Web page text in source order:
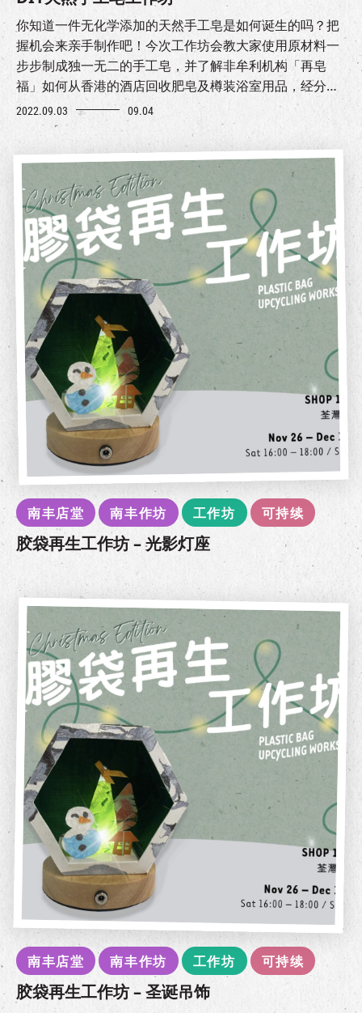
你知道一件无化学添加的天然手工皂是如何诞生的吗？把
握机会来亲手制作吧！今次工作坊会教大家使用原材料一
步步制成独一无二的手工皂，并了解非牟利机构「再皂
福」如何从香港的酒店回收肥皂及樽装浴室用品，经分类
处理后再转赠有需要的社群。天然手工皂不但令你避免接
触化学品，更能减少使用塑胶及保护环境。快来报名吧！
2022.09.03 09.04
南丰店堂 南丰作坊 工作坊 可持续
胶袋再生工作坊 – 光影灯座
南丰店堂 南丰作坊 工作坊 可持续
胶袋再生工作坊 – 圣诞吊饰